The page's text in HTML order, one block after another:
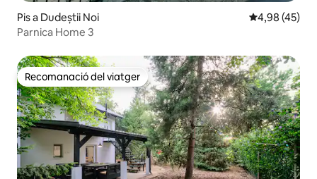
Pis a Dudeștii Noi 4,98 de
4,98 (45)
Parnica Home 3
Recomanació del viatger
Recomanació del viatger